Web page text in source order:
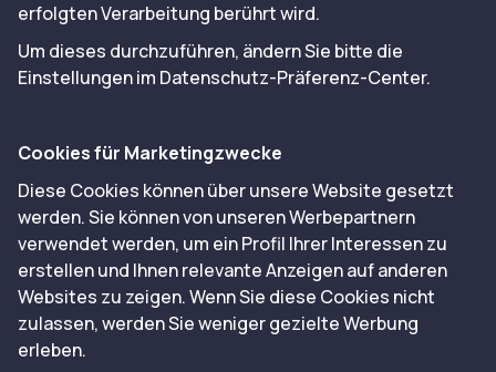
erfolgten Verarbeitung berührt wird.
Um dieses durchzuführen, ändern Sie bitte die
Einstellungen im Datenschutz-Präferenz-Center.
Cookies für Marketingzwecke
Diese Cookies können über unsere Website gesetzt
werden. Sie können von unseren Werbepartnern
verwendet werden, um ein Profil Ihrer Interessen zu
erstellen und Ihnen relevante Anzeigen auf anderen
Websites zu zeigen. Wenn Sie diese Cookies nicht
zulassen, werden Sie weniger gezielte Werbung
erleben.